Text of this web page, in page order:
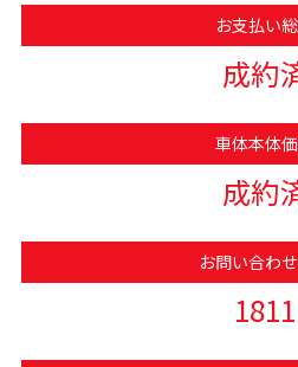
お支払い
成約
車体本体
成約
お問い合わ
1811